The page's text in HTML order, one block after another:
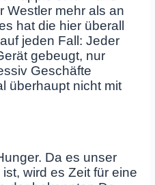
Westler mehr als an
hat die hier überall
jeden Fall: Jeder
gebeugt, nur
Geschäfte
überhaupt nicht mit
Da es unser
wird es Zeit für eine